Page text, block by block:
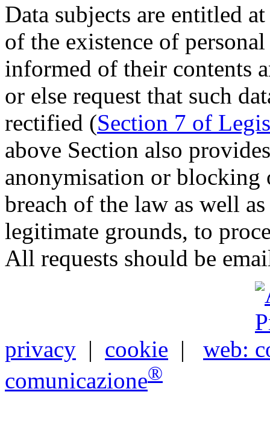
Data subjects are entitled
of the existence of
informed of their contents
or else request that such
rectified (Section 7 of
above Section also
anonymisation or blocking
breach of the law as well
legitimate grounds, to
All requests should be
privacy | cookie | web:
comunicazione®